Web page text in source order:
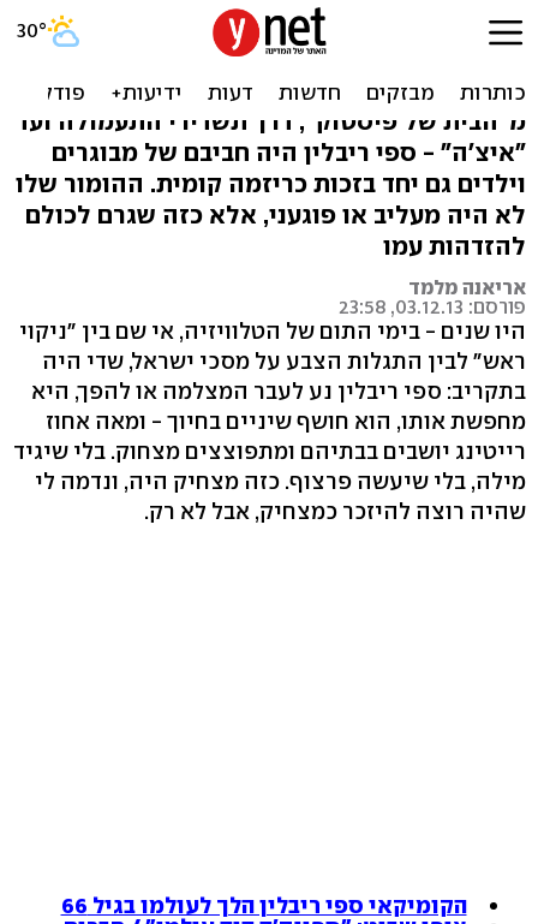
הצחיק עד הסוף המר: פרידה
מספי ריבלין
מ"הבית של פיסטוק", דרך תשדירי התעמולה ועד
"איצ'ה" - ספי ריבלין היה חביבם של מבוגרים
וילדים גם יחד בזכות כריזמה קומית. ההומור שלו
לא היה מעליב או פוגעני, אלא כזה שגרם לכולם
להזדהות עמו
אריאנה מלמד
פורסם: 03.12.13, 23:58
היו שנים - בימי התום של הטלוויזיה, אי שם בין "ניקוי
ראש" לבין התגלות הצבע על מסכי ישראל, שדי היה
בתקריב: ספי ריבלין נע לעבר המצלמה או להפך, היא
מחפשת אותו, הוא חושף שיניים בחיוך - ומאה אחוז
רייטינג יושבים בבתיהם ומתפוצצים מצחוק. בלי שיגיד
מילה, בלי שיעשה פרצוף. כזה מצחיק היה, ונדמה לי
שהיה רוצה להיזכר כמצחיק, אבל לא רק.
הקומיקאי ספי ריבלין הלך לעולמו בגיל 66